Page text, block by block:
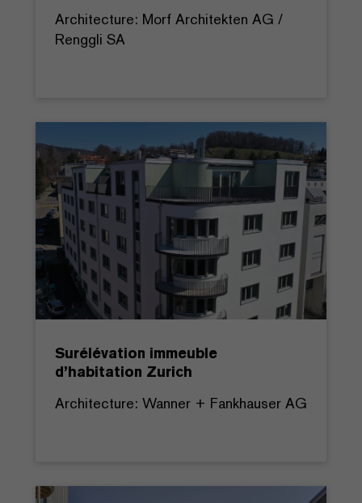
Architecture: Morf Architekten AG /
Renggli SA
Surélévation immeuble
d’habitation Zurich
Architecture: Wanner + Fankhauser AG